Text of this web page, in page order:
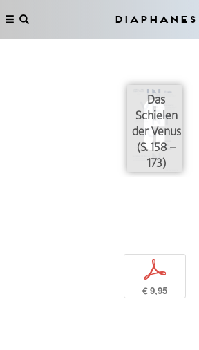
Diaphanes
Das
Schielen
der Venus
(S. 158 –
173)
p
€ 9,95